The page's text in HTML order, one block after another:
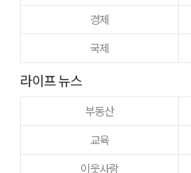
경제
국제
라이프 뉴스
부동산
교육
이웃사랑